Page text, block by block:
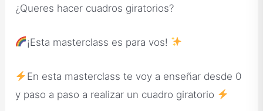
¿Queres hacer cuadros giratorios?
¡Esta masterclass es para vos!
En esta masterclass te voy a enseñar desde 0
y paso a paso a realizar un cuadro giratorio